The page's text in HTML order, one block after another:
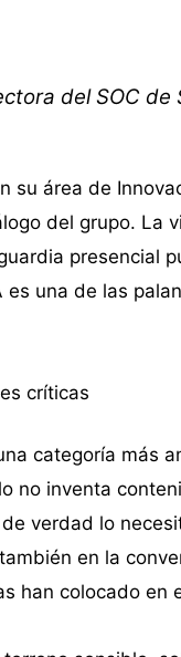
del SOC de
su área de
del grupo. La
presencial
una de las
críticas
categoría más
no inventa
verdad lo
en la
han colocado